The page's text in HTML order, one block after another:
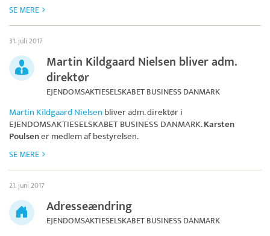
SE MERE
31. juli 2017
Martin Kildgaard Nielsen bliver adm.
direktør
EJENDOMSAKTIESELSKABET BUSINESS DANMARK
Martin Kildgaard Nielsen bliver adm. direktør i
EJENDOMSAKTIESELSKABET BUSINESS DANMARK.Karsten
Poulsener medlem af bestyrelsen.
SE MERE
21. juni 2017
Adresseændring
EJENDOMSAKTIESELSKABET BUSINESS DANMARK